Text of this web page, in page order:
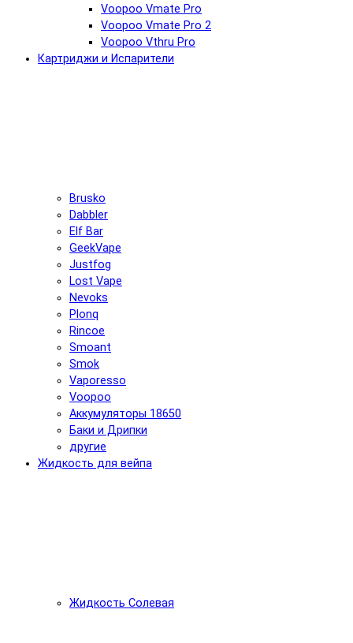
Voopoo Vmate Pro
Voopoo Vmate Pro 2
Voopoo Vthru Pro
Картриджи и Испарители
Brusko
Dabbler
Elf Bar
GeekVape
Justfog
Lost Vape
Nevoks
Plonq
Rincoe
Smoant
Smok
Vaporesso
Voopoo
Аккумуляторы 18650
Баки и Дрипки
другие
Жидкость для вейпа
Жидкость Солевая